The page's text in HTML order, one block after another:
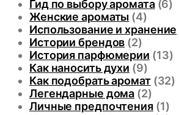
Гид по выбору аромата(6)
Женские ароматы (4)
Использование и хранение
Истории брендов (2)
История парфюмерии (13)
Как наносить духи (9)
Как подобрать аромат(32)
Легендарные дома (2)
Личные предпочтения(1)